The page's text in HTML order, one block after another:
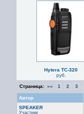
Hytera TC-320
руб.
Страница: «« 1 2 3
Автор
SPEAKER
Участник